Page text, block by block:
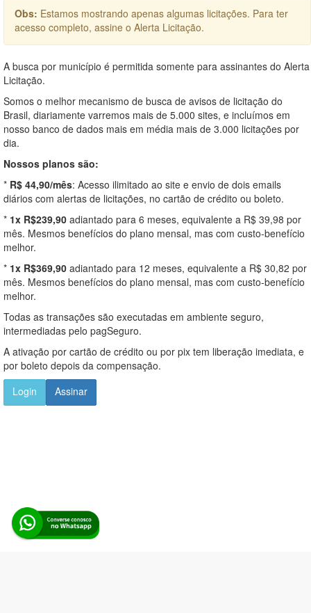
Obs: Estamos mostrando apenas algumas licitações. Para ter
acesso completo, assine o Alerta Licitação.
A busca por município é permitida somente para assinantes do Alerta
Licitação.
Somos o melhor mecanismo de busca de avisos de licitação do
Brasil, diariamente varremos mais de 5.000 sites, e incluímos em
nosso banco de dados mais em média mais de 3.000 licitações por
dia.
Nossos planos são:
* R$ 44,90/mês: Acesso ilimitado ao site e envio de dois emails
diários com alertas de licitações, no cartão de crédito ou boleto.
* 1x R$239,90 adiantado para 6 meses, equivalente a R$ 39,98 por
mês. Mesmos benefícios do plano mensal, mas com custo-benefício
melhor.
* 1x R$369,90 adiantado para 12 meses, equivalente a R$ 30,82 por
mês. Mesmos benefícios do plano mensal, mas com custo-benefício
melhor.
Todas as transações são executadas em ambiente seguro,
intermediadas pelo pagSeguro.
A ativação por cartão de crédito ou por pix tem liberação imediata, e
por boleto depois da compensação.
Login
Assinar